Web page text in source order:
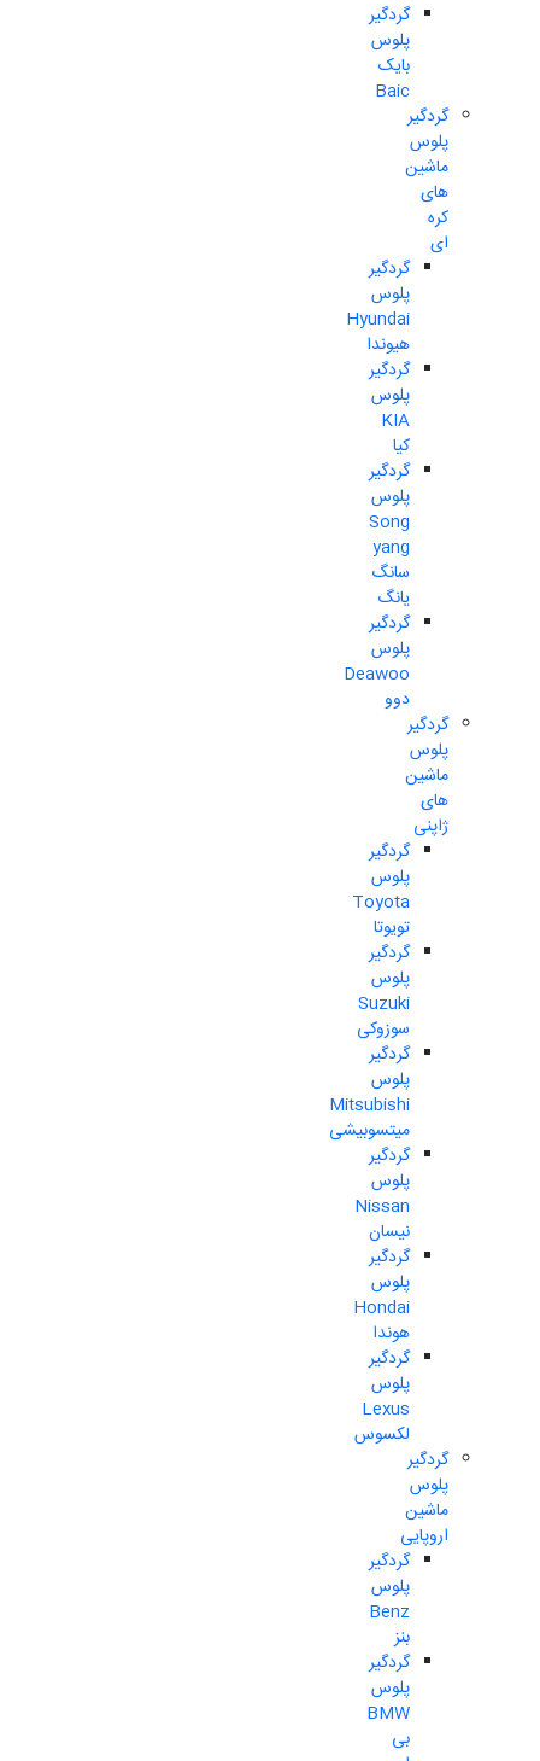
گردگیر
پلوس
بایک
Baic
گردگیر
پلوس
ماشین
های
کره
ای
گردگیر
پلوس
Hyundai
هیوندا
گردگیر
پلوس
KIA
کیا
گردگیر
پلوس
Song
yang
سانگ
یانگ
گردگیر
پلوس
Deawoo
دوو
گردگیر
پلوس
ماشین
های
ژاپنی
گردگیر
پلوس
Toyota
تویوتا
گردگیر
پلوس
Suzuki
سوزوکی
گردگیر
پلوس
Mitsubishi
میتسوبیشی
گردگیر
پلوس
Nissan
نیسان
گردگیر
پلوس
Hondai
هوندا
گردگیر
پلوس
Lexus
لکسوس
گردگیر
پلوس
ماشین
اروپایی
گردگیر
پلوس
Benz
بنز
گردگیر
پلوس
BMW
بی